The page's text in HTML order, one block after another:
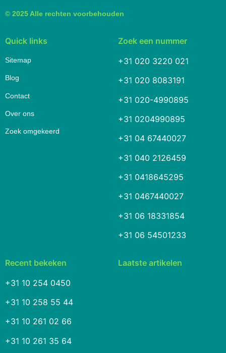
© 2025 Alle rechten voorbehouden
Quick links
Sitemap
Blog
Contact
Over ons
Zoek omgekeerd
Zoek een nummer
+31 020 3220 021
+31 020 8083191
+31 020-4990895
+31 0204990895
+31 04 67440027
+31 040 2126459
+31 0418645295
+31 0467440027
+31 06 18331854
+31 06 54501233
Recent bekeken
+31 10 254 0450
+31 10 258 55 44
+31 10 261 02 66
+31 10 261 35 64
Laatste artikelen